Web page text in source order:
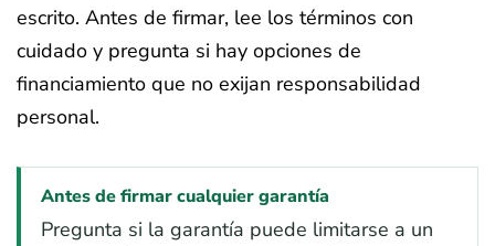
escrito. Antes de firmar, lee los términos con
cuidado y pregunta si hay opciones de
financiamiento que no exijan responsabilidad
personal.
Antes de firmar cualquier garantía
Pregunta si la garantía puede limitarse a un